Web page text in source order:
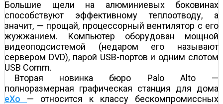
Большие щели на алюминиевых боковинах
способствуют эффективному теплоотводу, а
значит, — прощай, процессорный вентилятор с его
жужжанием. Компьютер оборудован мощной
видеоподсистемой (недаром его называют
сервером DVD), парой USB-портов и одним слотом
USB Comm.
Вторая новинка бюро Palo Alto —
полноразмерная графическая станция для дома
eXo — относится к классу бескомпромиссных